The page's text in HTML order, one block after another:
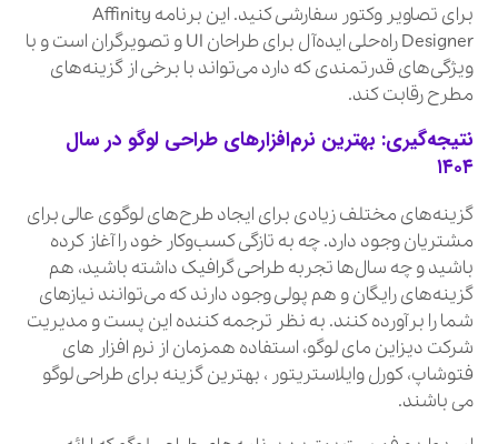
برای تصاویر وکتور سفارشی کنید. این برنامه Affinity
Designer راه‌حلی ایده‌آل برای طراحان UI و تصویرگران است و با
ویژگی‌های قدرتمندی که دارد می‌تواند با برخی از گزینه‌های
مطرح رقابت کند.
نتیجه‌گیری: بهترین نرم‌افزارهای طراحی لوگو در سال
۱۴۰۴
گزینه‌های مختلف زیادی برای ایجاد طرح‌های لوگوی عالی برای
مشتریان وجود دارد. چه به تازگی کسب‌وکار خود را آغاز کرده
باشید و چه سال‌ها تجربه طراحی گرافیک داشته باشید، هم
گزینه‌های رایگان و هم پولی وجود دارند که می‌توانند نیازهای
شما را برآورده کنند. به نظر ترجمه کننده این پست و مدیریت
شرکت دیزاین مای لوگو، استفاده همزمان از نرم افزار های
فتوشاپ، کورل وایلاستریتور ، بهترین گزینه برای طراحی لوگو
می باشند.